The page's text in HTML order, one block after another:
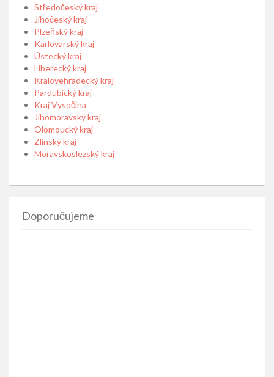
Středočeský kraj
Jihočeský kraj
Plzeňský kraj
Karlovarský kraj
Ústecký kraj
Liberecký kraj
Kralovehradecký kraj
Pardubický kraj
Kraj Vysočina
Jihomoravský kraj
Olomoucký kraj
Zlínský kraj
Moravskoslezský kraj
Doporučujeme